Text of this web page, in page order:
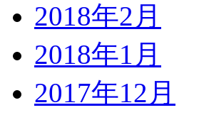
2018年2月
2018年1月
2017年12月